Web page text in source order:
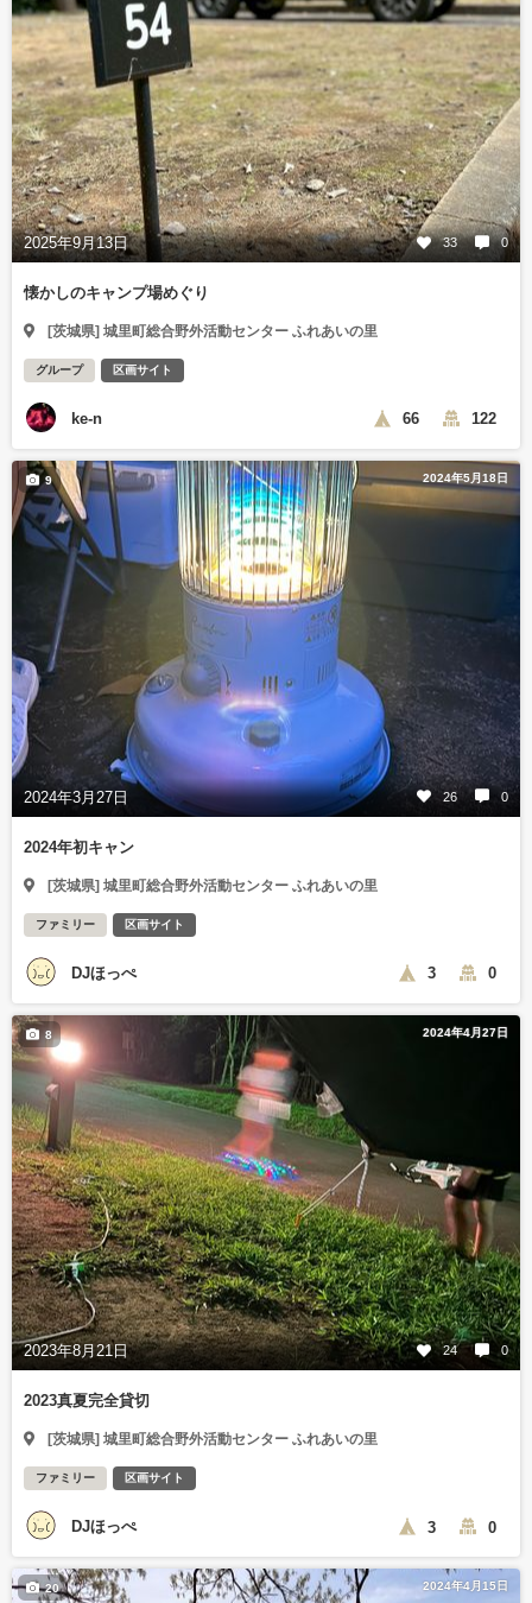
2025年9月13日 33 0
懐かしのキャンプ場めぐり
[茨城県] 城里町総合野外活動センター ふれあいの里
グループ 区画サイト
ke-n 66 122
2024年5月18日
2024年3月27日 26 0
9
2024年初キャン
[茨城県] 城里町総合野外活動センター ふれあいの里
ファミリー 区画サイト
DJほっぺ 3 0
2024年4月27日
2023年8月21日 24 0
8
2023真夏完全貸切
[茨城県] 城里町総合野外活動センター ふれあいの里
ファミリー 区画サイト
DJほっぺ 3 0
2024年4月15日
20